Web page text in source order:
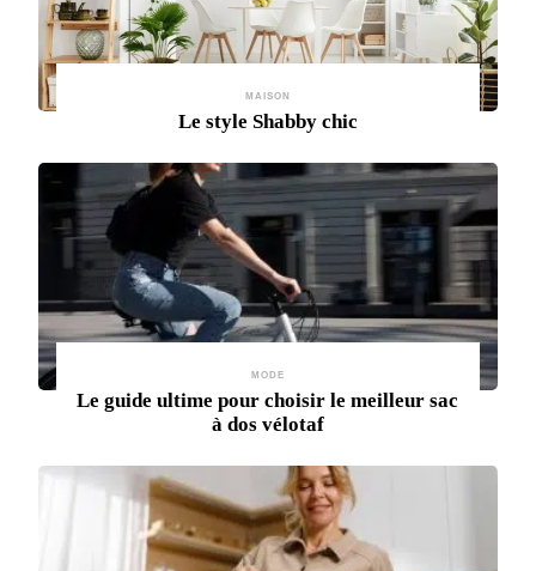
MAISON
Le style Shabby chic
MODE
Le guide ultime pour choisir le meilleur sac
à dos vélotaf